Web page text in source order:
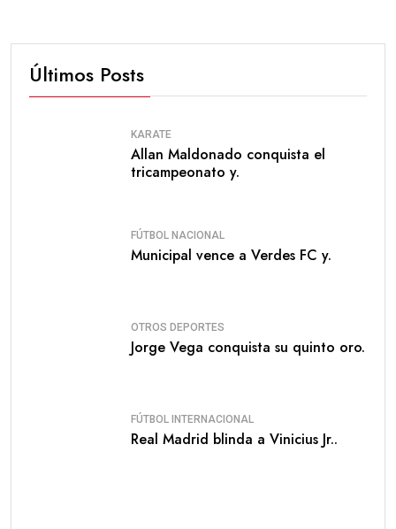
Últimos Posts
KARATE
Allan Maldonado conquista el
tricampeonato y.
FÚTBOL NACIONAL
Municipal vence a Verdes FC y.
OTROS DEPORTES
Jorge Vega conquista su quinto oro.
FÚTBOL INTERNACIONAL
Real Madrid blinda a Vinicius Jr..